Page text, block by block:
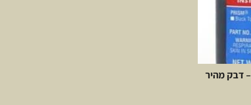
Loctite 480-20gr – דבק מהיר